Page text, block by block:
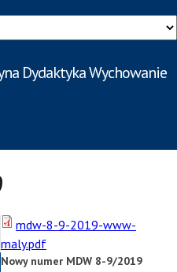
Dydaktyka Wychowanie
mdw-8-9-2019-www-
maly.pdf
Nowy numer MDW 8-9/2019